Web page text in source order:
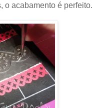
o acabamento é perfeito.